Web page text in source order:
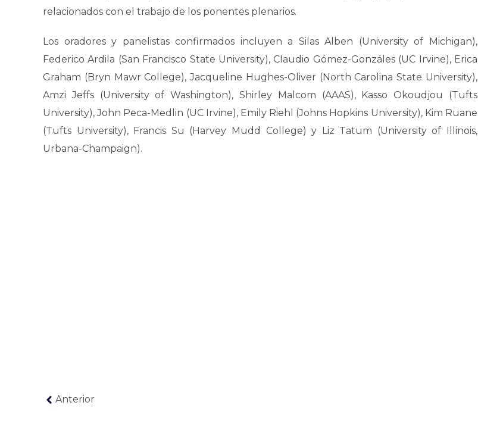
relacionados con el trabajo de los ponentes plenarios.
Los oradores y panelistas confirmados incluyen a Silas Alben (University of Michigan),
Federico Ardila (San Francisco State University), Claudio Gómez-Gonzáles (UC Irvine), Erica
Graham (Bryn Mawr College), Jacqueline Hughes-Oliver (North Carolina State University),
Amzi Jeffs (University of Washington), Shirley Malcom (AAAS), Kasso Okoudjou (Tufts
University), John Peca-Medlin (UC Irvine), Emily Riehl (Johns Hopkins University), Kim Ruane
(Tufts University), Francis Su (Harvey Mudd College) y Liz Tatum (University of Illinois,
Urbana-Champaign).
Anterior